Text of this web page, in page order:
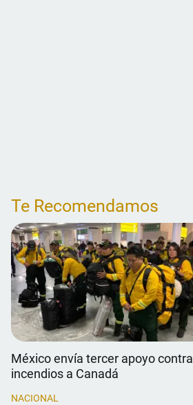
Te Recomendamos
México envía tercer apoyo contra
incendios a Canadá
NACIONAL